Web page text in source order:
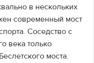
в нескольких
современный мост
Соседство с
века только
моста.